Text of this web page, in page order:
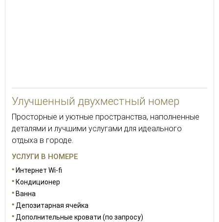
Улучшенный двухместный номер
Просторные и уютные пространства, наполненные
деталями и лучшими услугами для идеального
отдыха в городе.
УСЛУГИ В НОМЕРЕ
Интернет Wi-fi
Кондиционер
Ванна
Депозитарная ячейка
Дополнительные кровати (по запросу)